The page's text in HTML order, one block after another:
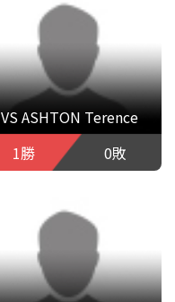
VS ASHTON Terence
1勝
0敗